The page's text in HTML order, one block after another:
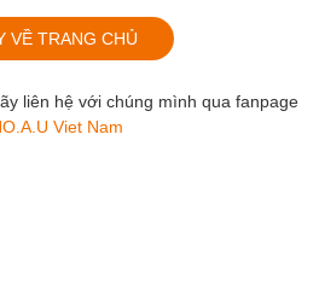
VỀ TRANG CHỦ
liên hệ với chúng mình qua fanpage
Viet Nam